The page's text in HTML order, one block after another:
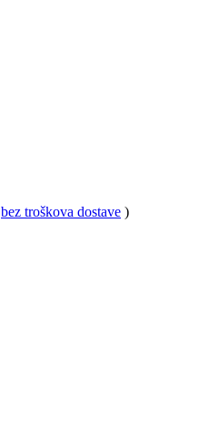
bez troškova dostave )